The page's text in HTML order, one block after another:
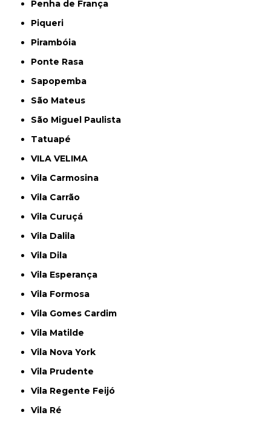
Penha de França
Piqueri
Pirambóia
Ponte Rasa
Sapopemba
São Mateus
São Miguel Paulista
Tatuapé
VILA VELIMA
Vila Carmosina
Vila Carrão
Vila Curuçá
Vila Dalila
Vila Dila
Vila Esperança
Vila Formosa
Vila Gomes Cardim
Vila Matilde
Vila Nova York
Vila Prudente
Vila Regente Feijó
Vila Ré